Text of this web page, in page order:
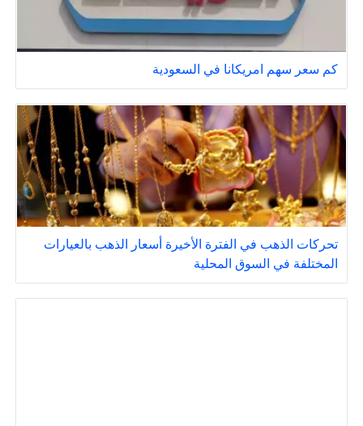
كم سعر سهم امريكانا في السعودية
تحركات الذهب في الفترة الأخيرة أسعار الذهب بالعيارات
المختلفة في السوق المحلية